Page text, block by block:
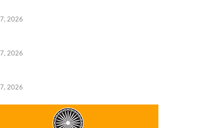
2026
2026
2026